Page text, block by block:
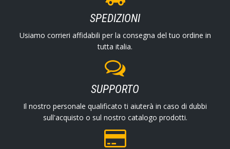
SPEDIZIONI
Usiamo corrieri affidabili per la consegna del tuo ordine in
tutta italia.
SUPPORTO
Il nostro personale qualificato ti aiuterà in caso di dubbi
sull'acquisto o sul nostro catalogo prodotti.